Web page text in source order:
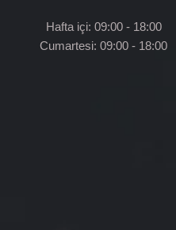
Hafta içi: 09:00 - 18:00
Cumartesi: 09:00 - 18:00